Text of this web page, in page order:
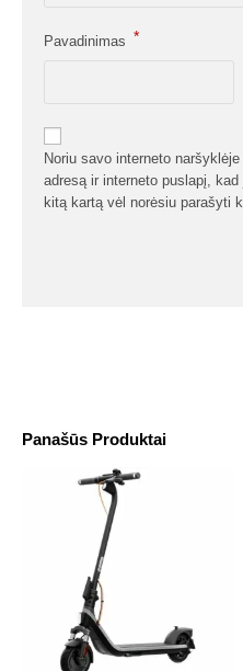
Panašūs Produktai
Pavadinimas *
Noriu savo interneto
adresą ir interneto puslapį,
kitą kartą vėl norėsiu parašyti